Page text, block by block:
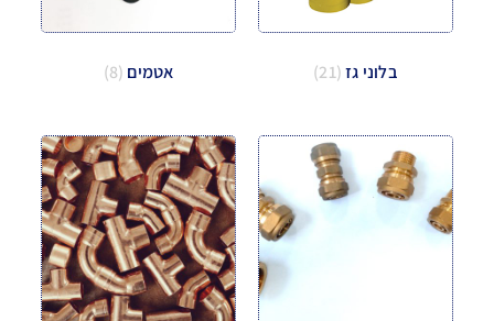
בלוני גז(21) אטמים (8)